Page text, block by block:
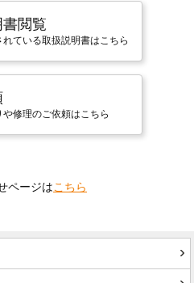
閲覧
ている取扱説明書はこちら
修理のご依頼はこちら
ページはこちら